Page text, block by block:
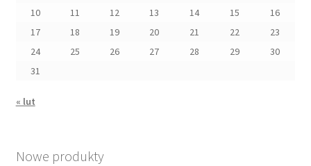
10
11 12 13 14 15
16
17
18 19 20 21 22
23
24
25 26 27 28 29
30
31
« lut
Nowe produkty